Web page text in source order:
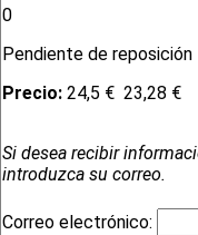
0
Pendiente de reposición
Precio: 24,5 € 23,28 €
Si desea recibir
introduzca su correo.
Correo electrónico: